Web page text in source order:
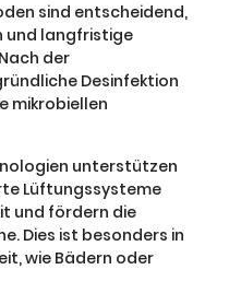
sind entscheidend,
und langfristige
der
Desinfektion
mikrobiellen
unterstützen
Lüftungssysteme
und fördern die
Dies ist besonders in
wie Bädern oder